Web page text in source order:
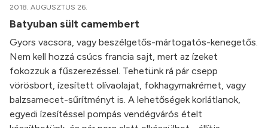
2018. AUGUSZTUS 26.
Batyuban sült camembert
Gyors vacsora, vagy beszélgetős-mártogatós-kenegetős.
Nem kell hozzá csúcs francia sajt, mert az ízeket
fokozzuk a fűszerezéssel. Tehetünk rá pár csepp
vörösbort, ízesített olívaolajat, fokhagymakrémet, vagy
balzsamecet-sűrítményt is. A lehetőségek korlátlanok,
egyedi ízesítéssel pompás vendégvárós ételt